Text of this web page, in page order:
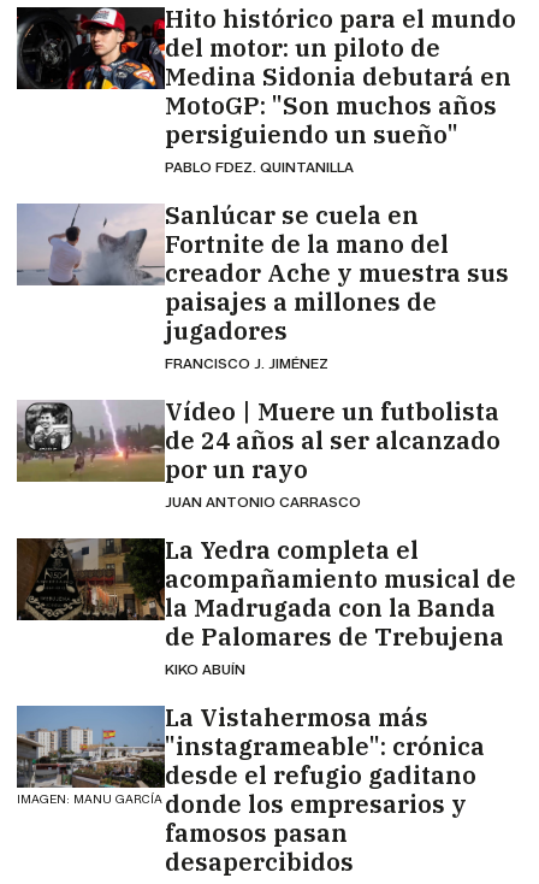
Hito histórico para el mundo
del motor: un piloto de
Medina Sidonia debutará en
MotoGP: "Son muchos años
persiguiendo un sueño"
PABLO FDEZ. QUINTANILLA
Sanlúcar se cuela en
Fortnite de la mano del
creador Ache y muestra sus
paisajes a millones de
jugadores
FRANCISCO J. JIMÉNEZ
Vídeo | Muere un futbolista
de 24 años al ser alcanzado
por un rayo
JUAN ANTONIO CARRASCO
La Yedra completa el
acompañamiento musical de
la Madrugada con la Banda
de Palomares de Trebujena
KIKO ABUÍN
IMAGEN: MANU GARCÍA
La Vistahermosa más
"instagrameable": crónica
desde el refugio gaditano
donde los empresarios y
famosos pasan
desapercibidos